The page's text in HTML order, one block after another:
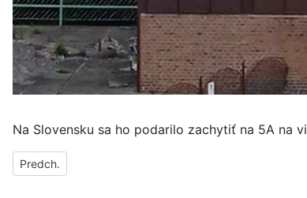
Na Slovensku sa ho podarilo zachytiť na 5A na
Predchádzajúci článok: Nové DAB+ vysielače na
Predch.